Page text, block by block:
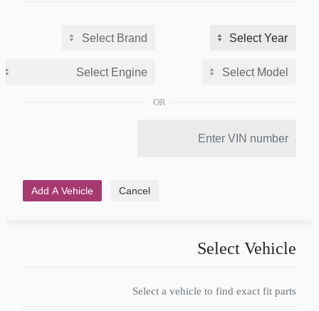
OR
Cancel
Add A Vehicle
Select Vehicle
Select a vehicle to find exact fit parts